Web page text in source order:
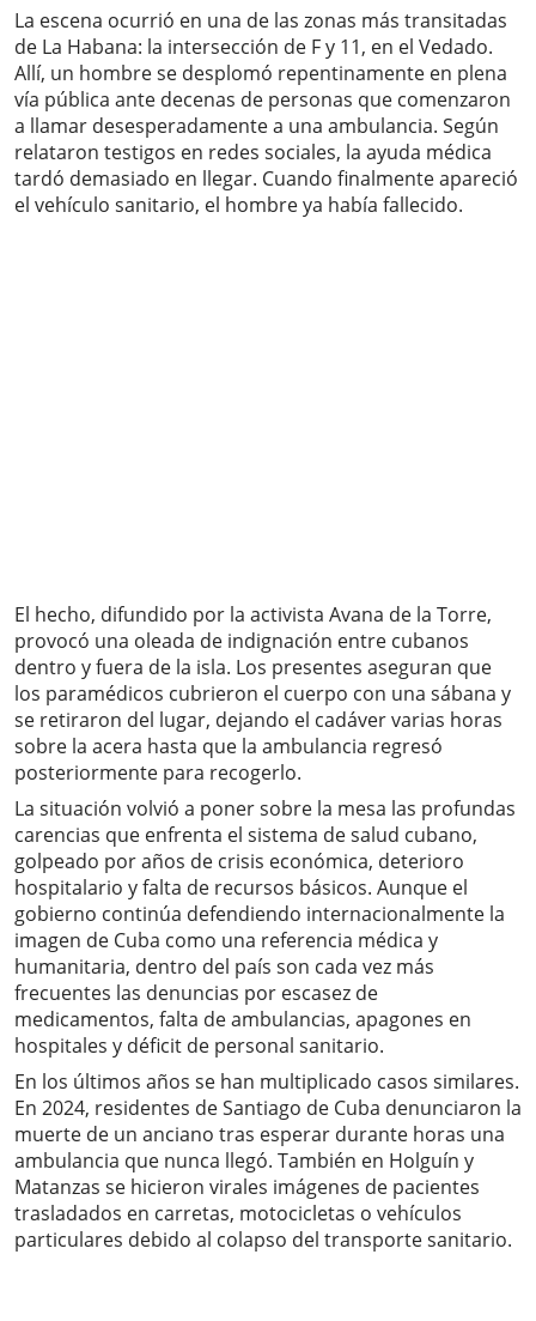
La escena ocurrió en una de las zonas más transitadas
de La Habana: la intersección de F y 11, en el Vedado.
Allí, un hombre se desplomó repentinamente en plena
vía pública ante decenas de personas que comenzaron
a llamar desesperadamente a una ambulancia. Según
relataron testigos en redes sociales, la ayuda médica
tardó demasiado en llegar. Cuando finalmente apareció
el vehículo sanitario, el hombre ya había fallecido.
El hecho, difundido por la activista Avana de la Torre,
provocó una oleada de indignación entre cubanos
dentro y fuera de la isla. Los presentes aseguran que
los paramédicos cubrieron el cuerpo con una sábana y
se retiraron del lugar, dejando el cadáver varias horas
sobre la acera hasta que la ambulancia regresó
posteriormente para recogerlo.
La situación volvió a poner sobre la mesa las profundas
carencias que enfrenta el sistema de salud cubano,
golpeado por años de crisis económica, deterioro
hospitalario y falta de recursos básicos. Aunque el
gobierno continúa defendiendo internacionalmente la
imagen de Cuba como una referencia médica y
humanitaria, dentro del país son cada vez más
frecuentes las denuncias por escasez de
medicamentos, falta de ambulancias, apagones en
hospitales y déficit de personal sanitario.
En los últimos años se han multiplicado casos similares.
En 2024, residentes de Santiago de Cuba denunciaron la
muerte de un anciano tras esperar durante horas una
ambulancia que nunca llegó. También en Holguín y
Matanzas se hicieron virales imágenes de pacientes
trasladados en carretas, motocicletas o vehículos
particulares debido al colapso del transporte sanitario.